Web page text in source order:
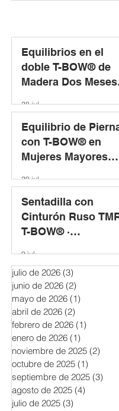
Equilibrios en el
doble T-BOW® de
Madera Dos Meses
Cesárea
28 jul
Equilibrio de
con T-BOW® en
Mujeres Mayores
Aplicando un
Programa de
Entrenamiento
20 jul
Sentadilla con
Cinturón Ruso
T-BOW® ·
9 jul
julio de 2026 (3)
junio de 2026 (2)
mayo de 2026 (1)
abril de 2026 (2)
febrero de 2026 (1)
enero de 2026 (1)
noviembre de 2025 (2)
octubre de 2025 (1)
septiembre de 2025 (3)
agosto de 2025 (4)
julio de 2025 (3)